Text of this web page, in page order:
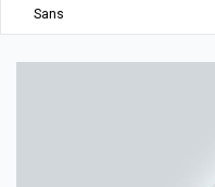
Sans